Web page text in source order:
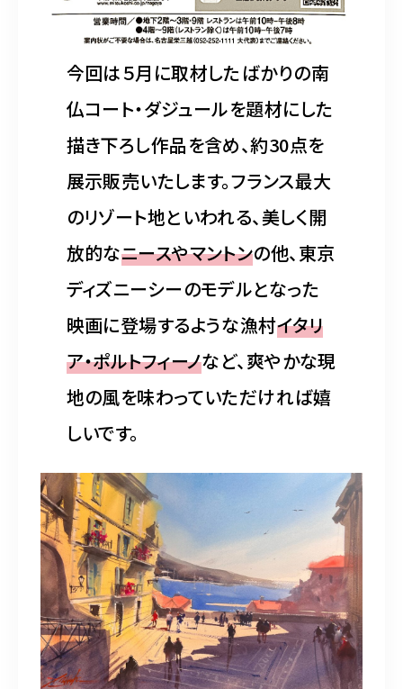
今回は５月に取材したばかりの南
仏コート・ダジュールを題材にした
描き下ろし作品を含め、約30点を
展示販売いたします。フランス最大
のリゾート地といわれる、美しく開
放的なニースやマントンの他、東京
ディズニーシーのモデルとなった
映画に登場するような漁村イタリ
ア・ポルトフィーノなど、爽やかな現
地の風を味わっていただければ嬉
しいです。